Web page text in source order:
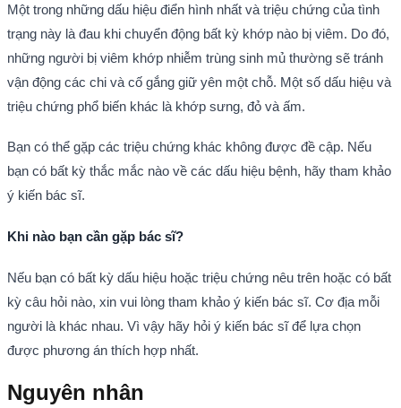
Một trong những dấu hiệu điển hình nhất và triệu chứng của tình
trạng này là đau khi chuyển động bất kỳ khớp nào bị viêm. Do đó,
những người bị viêm khớp nhiễm trùng sinh mủ thường sẽ tránh
vận động các chi và cố gắng giữ yên một chỗ. Một số dấu hiệu và
triệu chứng phổ biến khác là khớp sưng, đỏ và ấm.
Bạn có thể gặp các triệu chứng khác không được đề cập. Nếu
bạn có bất kỳ thắc mắc nào về các dấu hiệu bệnh, hãy tham khảo
ý kiến bác sĩ.
Khi nào bạn cần gặp bác sĩ?
Nếu bạn có bất kỳ dấu hiệu hoặc triệu chứng nêu trên hoặc có bất
kỳ câu hỏi nào, xin vui lòng tham khảo ý kiến bác sĩ. Cơ địa mỗi
người là khác nhau. Vì vậy hãy hỏi ý kiến bác sĩ để lựa chọn
được phương án thích hợp nhất.
Nguyên nhân